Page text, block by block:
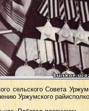
сельского Совета
Уржумского